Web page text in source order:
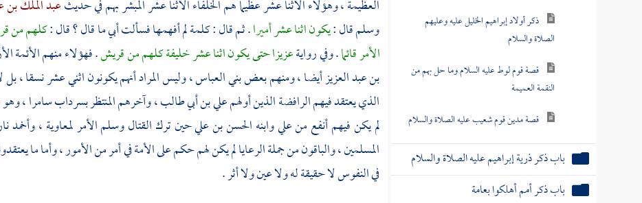
ذكر أولاد إبراهيم الخليل عليه وعليهم
الصلاة والسلام
قصة قوم لوط عليه السلام وما حل بهم من
النقمة العميمة
قصة مدين قوم شعيب عليه الصلاة والسلام
باب ذكر ذرية إبراهيم عليه الصلاة والسلام
باب ذكر أمم أهلكوا بعامة
العظيمة ، وهؤلاء الاثنا عشر عظيما هم الخلفاء الاثنا عشر المبشر بهم في حديثعبد الملك بن
وسلم قال :يكون اثنا عشر أميرا. ثم قال : كلمة لم أفهمها فسألت أبي ما قال ؟ قال :كلهم من
الأمر قائما. وفي روايةعزيزا حتى يكون اثنا عشر خليفة كلهم منقريش. فهؤلاء منهم الأئمة
بن عبد العزيزأيضا ، ومنهم بعضبني العباس، وليس المراد أنهم يكونون اثني عشر نسقا ،
الذي يعتقد فيهمالرافضةالذين أولهمعلي بن أبي طالب، وآخرهم المنتظر بسرداب سامرا ، وهو
لم يكن فيهم أنفع منعليوابنهالحسن بن عليحين ترك القتال وسلم الأمرلمعاوية، وأخمد
المسلمين ، والباقون من جملة الرعايا لم يكن لهم حكم على الأمة في أمر من الأمور ، وأما ما
في النفوس لا حقيقة له ولا عين ولا أثر .